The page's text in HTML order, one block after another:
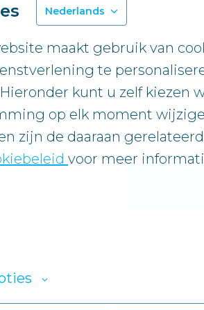
Nederlands
maakt gebruik van
te
kunt u zelf kiezen
op elk moment
zijn de daaraan
voor meer
,